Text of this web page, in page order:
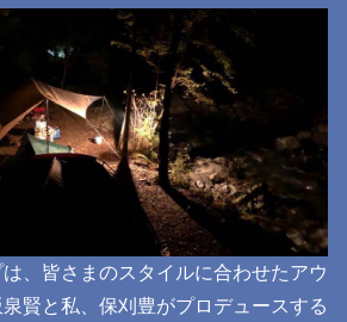
、皆さまのスタイルに合わせたアウ
泉賢と私、保刈豊がプロデュースする